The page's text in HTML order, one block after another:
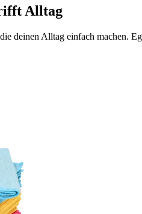
Alltag
deinen Alltag einfach machen.